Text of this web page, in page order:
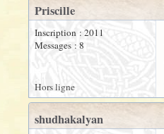
Priscille
Inscription : 2011
Messages : 8
Hors ligne
shudhakalyan